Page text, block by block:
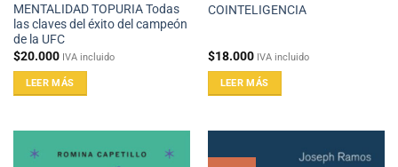
MENTALIDAD TOPURIA Todas
las claves del éxito del campeón
de la UFC
$20.000 IVA incluido
LEER MÁS
COINTELIGENCIA
$18.000 IVA incluido
LEER MÁS